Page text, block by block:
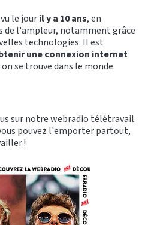
le jouril y a 10 ans, en
de l'ampleur, notamment grâce
technologies. Il est
une connexion internet
se trouve dans le monde.
sur notre webradio télétravail.
pouvez l'emporter partout,
!